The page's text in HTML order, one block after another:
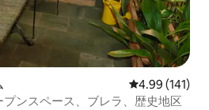
レビュー141
4.99 (141)
ンスペース、ブレラ、歴史地区